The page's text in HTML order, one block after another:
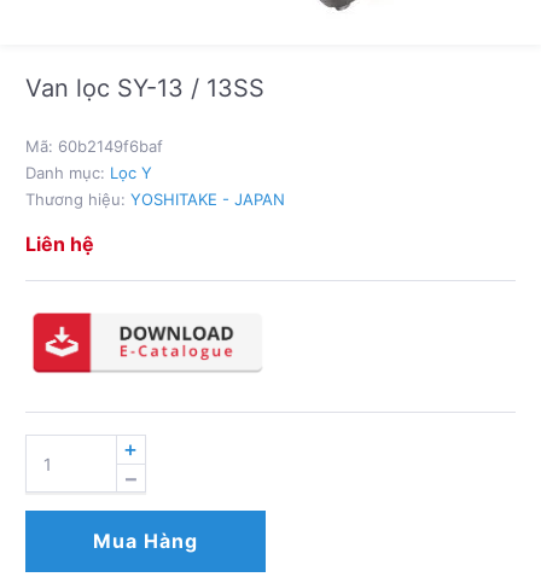
Van lọc SY-13 / 13SS
Liên hệ
LỌC
Mua Hàng
Mã: 60b2149f6baf
Danh mục: Lọc Y
Thương hiệu: YOSHITAKE - JAPAN